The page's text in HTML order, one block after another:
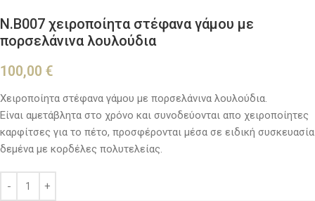
Ν.Β007 χειροποίητα στέφανα γάμου με
πορσελάνινα λουλούδια
100,00 €
Χειροποίητα στέφανα γάμου με πορσελάνινα λουλούδια.
Είναι αμετάβλητα στο χρόνο και συνοδεύονται απο χειροποίητες
καρφίτσες για το πέτο, προσφέρονται μέσα σε ειδική συσκευασία
δεμένα με κορδέλες πολυτελείας.